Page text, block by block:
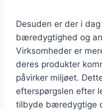
Desuden er der i
bæredygtighed og
Virksomheder er
deres produkter
påvirker miljøet.
efterspørgslen efter
tilbyde bæredygtige